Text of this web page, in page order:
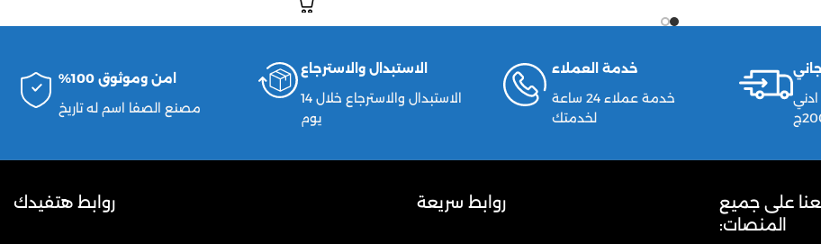
خدمة العملاء
خدمة عملاء 24 ساعة
لخدمتك
الاستبدال والاسترجاع
الاستبدال والاسترجاع خلال 14
يوم
امن وموثوق 100%
مصنع الصفا اسم له تاريخ
على جميع
المنصات:
روابط سريعة روابط هتفيدك